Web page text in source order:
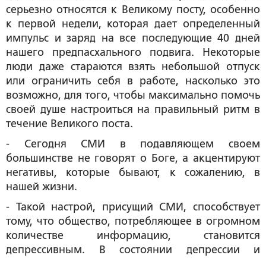
серьезно относятся к Великому посту, особенно
к первой недели, которая дает определенный
импульс и заряд на все последующие 40 дней
нашего предпасхального подвига. Некоторые
люди даже стараются взять небольшой отпуск
или ограничить себя в работе, насколько это
возможно, для того, чтобы максимально помочь
своей душе настроиться на правильный ритм в
течение Великого поста.
- Сегодня СМИ в подавляющем своем
большинстве не говорят о Боге, а акцентируют
негативы, которые бывают, к сожалению, в
нашей жизни.
- Такой настрой, присущий СМИ, способствует
тому, что общество, потребляющее в огромном
количестве информацию, становится
депрессивным. В состоянии депрессии и